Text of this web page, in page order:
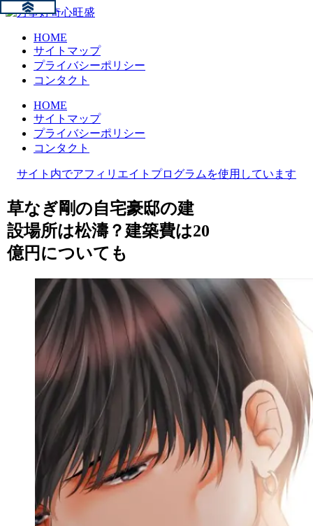
HOME
サイトマップ
プライバシーポリシー
コンタクト
HOME
サイトマップ
プライバシーポリシー
コンタクト
サイト内でアフィリエイトプログラムを使用しています
草なぎ剛の自宅豪邸の建
設場所は松濤？建築費は20
億円についても